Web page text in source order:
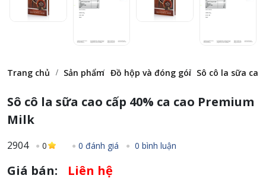
Trang chủ Sản phẩm Đồ hộp và đóng gói Sô cô la sữa
Sô cô la sữa cao cấp 40% ca cao Premium
Milk
2904 0 0 đánh giá 0 bình luận
Giá bán: Liên hệ